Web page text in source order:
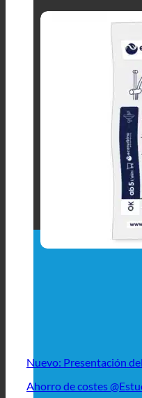
Nuevo: Presentación
Ahorro de costes